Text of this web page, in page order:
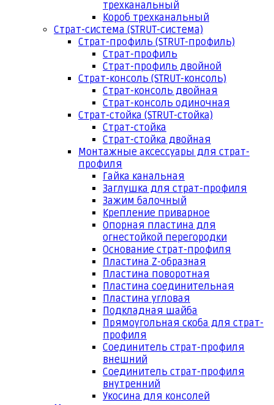
трехканальный
Короб трехканальный
Страт-система (STRUT-система)
Страт-профиль (STRUT-профиль)
Страт-профиль
Страт-профиль двойной
Страт-консоль (STRUT-консоль)
Страт-консоль двойная
Страт-консоль одиночная
Страт-стойка (STRUT-стойка)
Страт-стойка
Страт-стойка двойная
Монтажные аксессуары для страт-
профиля
Гайка канальная
Заглушка для страт-профиля
Зажим балочный
Крепление приварное
Опорная пластина для
огнестойкой перегородки
Основание страт-профиля
Пластина Z-образная
Пластина поворотная
Пластина соединительная
Пластина угловая
Подкладная шайба
Прямоугольная скоба для страт-
профиля
Соединитель страт-профиля
внешний
Соединитель страт-профиля
внутренний
Укосина для консолей